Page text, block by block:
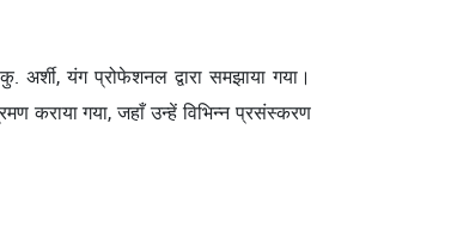
यंग प्रोफेशनल द्वारा समझाया गया।
कराया गया, जहाँ उन्हें विभिन्न प्रसंस्करण